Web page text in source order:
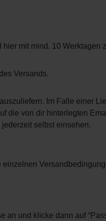
mit mind. 10 Werktagen
Versands.
Im Falle einer
die von dir hinterlegten
selbst einsehen.
und klicke dann auf